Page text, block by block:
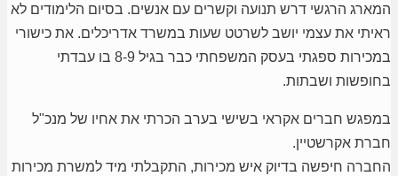
המארג הרגשי דרש תנועה וקשרים עם אנשים. בסיום הלימודים לא
ראיתי את עצמי יושב לשרטט שעות במשרד אדריכלים. את כישורי
במכירות ספגתי בעסק המשפחתי כבר בגיל 8-9 בו עבדתי
בחופשות ושבתות.
במפגש חברים אקראי בשישי בערב הכרתי את אחיו של מנכ"ל
חברת אקרשטיין.
החברה חיפשה בדיוק איש מכירות, התקבלתי מיד למשרת מכירות